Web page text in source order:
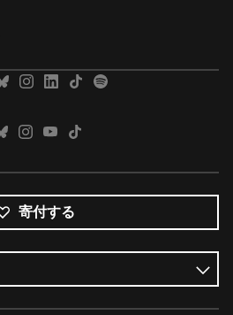
寄付する